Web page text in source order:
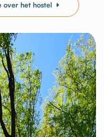
over het hostel